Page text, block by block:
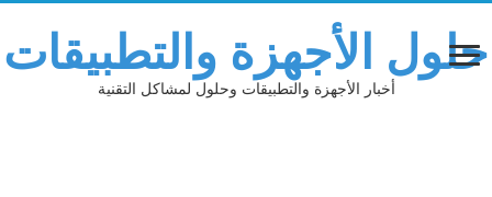
حلول الأجهزة والتطبيقات
أخبار الأجهزة والتطبيقات وحلول لمشاكل التقنية